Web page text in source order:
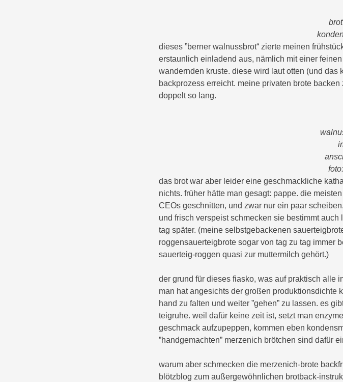
dieses ”berner walnussbrot“ zierte meinen
erstaunlich einladend aus, nämlich mit einer
wandernden kruste. diese wird laut otten (und
backprozess erreicht. meine privaten brote
doppelt so lang.
das brot war aber leider eine geschmackliche
nichts. früher hätte man gesagt: pappe. die
CEOs geschnitten, und zwar nur ein paar
und frisch verspeist schmecken sie bestimmt
tag später. (meine selbstgebackenen
roggensauerteigbrote sogar von tag zu tag immer
sauerteig-roggen quasi zur muttermilch gehört.)
der grund für dieses fiasko, was auf praktisch alle
man hat angesichts der großen produktionsdichte
hand zu falten und weiter ”gehen” zu lassen. es
teigruhe. weil dafür keine zeit ist, setzt man
geschmack aufzupeppen, kommen eben
”handgemachten” merzenich brötchen sind dafür
warum aber schmecken die merzenich-brote
blötzblog zum außergewöhnlichen brotback-